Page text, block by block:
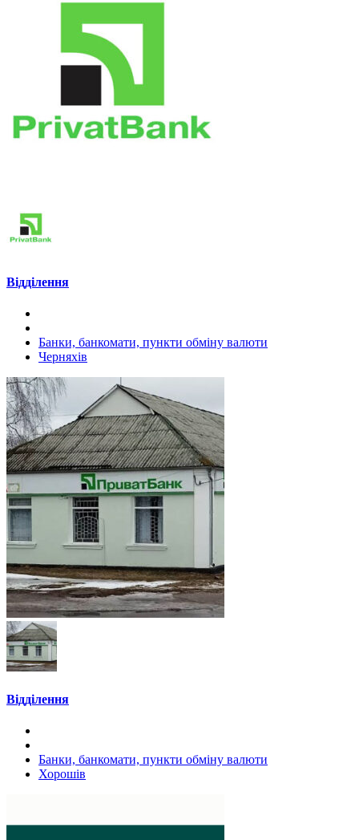
Відділення
Банки, банкомати, пункти обміну валюти
Черняхів
Відділення
Банки, банкомати, пункти обміну валюти
Хорошів